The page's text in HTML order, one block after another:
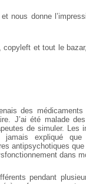
nous donne
et tout le
des
J’ai été malade
de simuler. Les
expliqué
antipsychotiques
dans
pendant